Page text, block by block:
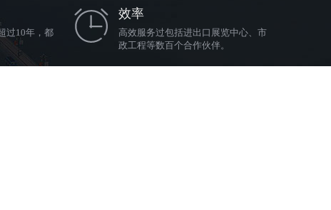
过10年，都
效率
高效服务过包括进出口展览中心、市
政工程等数百个合作伙伴。